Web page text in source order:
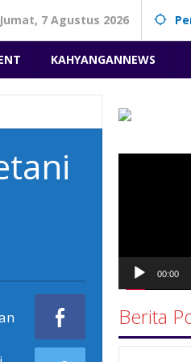
Jumat, 7 Agustus 2026
KAHYANGANNEWS
00:00
Berita